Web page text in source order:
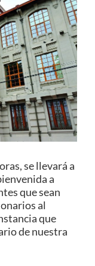
se llevará a
a
que sean
al
que
de nuestra